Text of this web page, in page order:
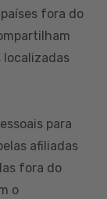
fora do
para
afiliadas
fora do
o